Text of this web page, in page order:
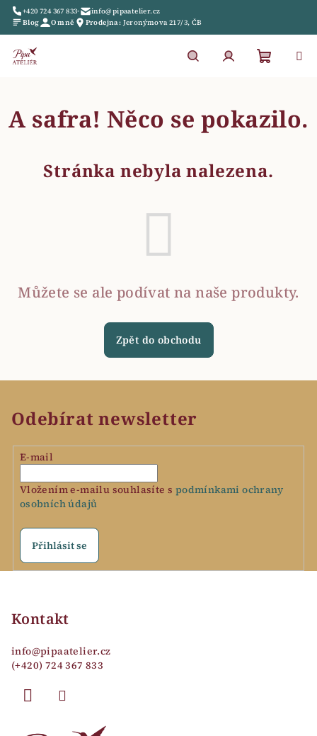
Přejít
obsah
+420 724 367 833•
info@pipaatelier.cz
Blog
O mně Prodejna: Jeronýmova 217/3, ČB
košík
A safra! Něco se pokazilo.
Stránka nebyla nalezena.
Můžete se ale podívat na naše produkty.
Zpět do obchodu
Odebírat newsletter
E-mail
Vložením e-mailu souhlasíte s podmínkami ochrany
osobních údajů
Přihlásit se
Kontakt
info@pipaatelier.cz
(+420) 724 367 833